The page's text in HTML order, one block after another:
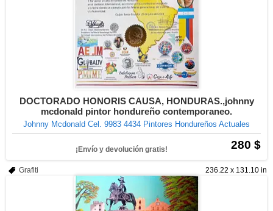
DOCTORADO HONORIS CAUSA, HONDURAS.,johnny
mcdonald pintor hondureño contemporaneo.
Johnny Mcdonald Cel. 9983 4434 Pintores Hondureños Actuales
280 $
¡Envío y devolución gratis!
236.22 x 131.10 in
Grafiti